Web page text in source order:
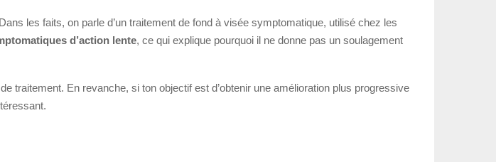
les faits, on parle d’un traitement de fond à visée symptomatique, utilisé chez les
d’action lente, ce qui explique pourquoi il ne donne pas un soulagement
traitement. En revanche, si ton objectif est d’obtenir une amélioration plus progressive